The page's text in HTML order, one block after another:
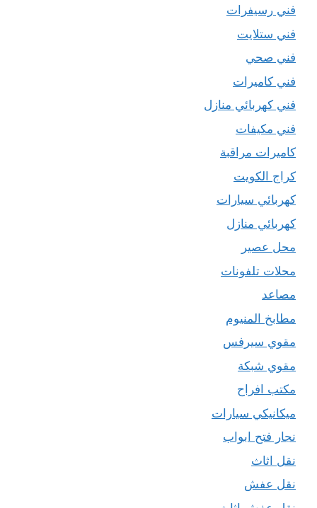
فني رسيفرات
فني ستلايت
فني صحي
فني كاميرات
فني كهربائي منازل
فني مكيفات
كاميرات مراقبة
كراج الكويت
كهربائي سيارات
كهربائي منازل
محل عصير
محلات تلفونات
مصاعد
مطابخ المنيوم
مقوي سيرفس
مقوي شبكة
مكتب افراح
ميكانيكي سيارات
نجار فتح ابواب
نقل اثاث
نقل عفش